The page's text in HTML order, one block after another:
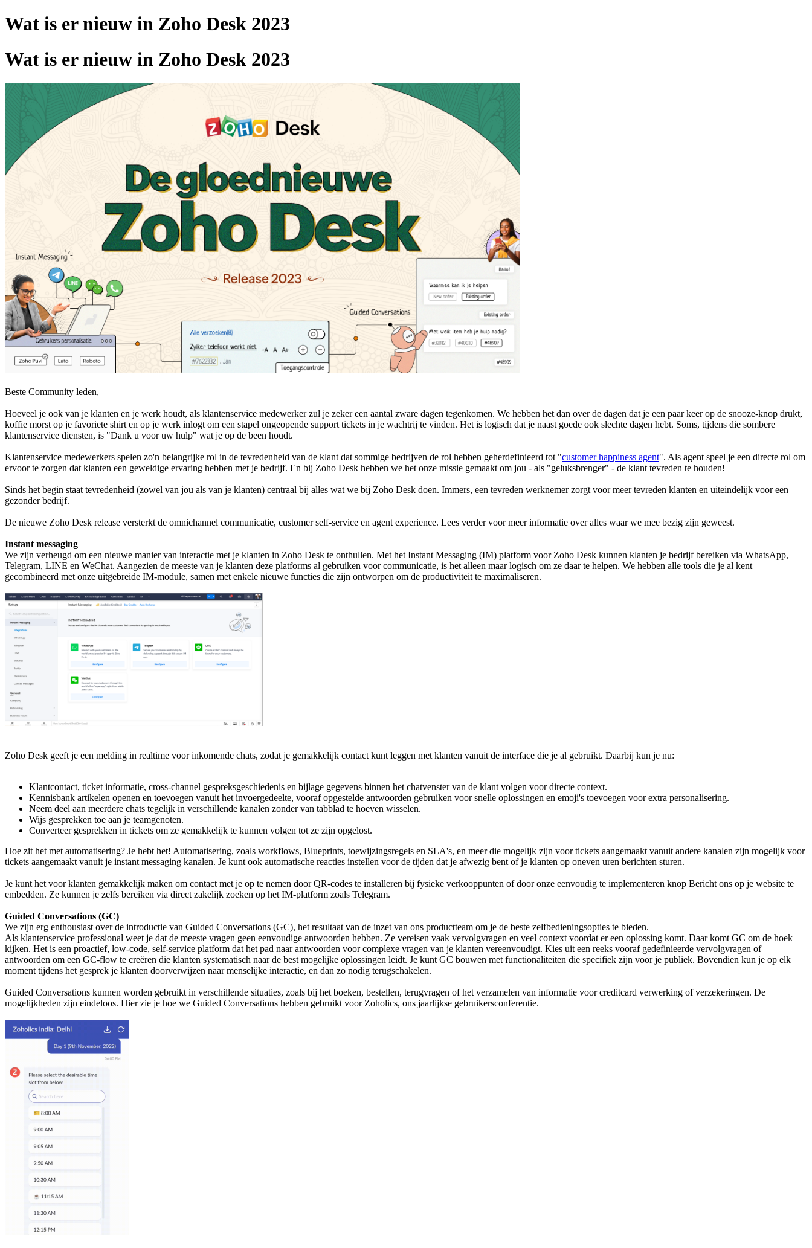
Wat is er nieuw in Zoho Desk 2023
Wat is er nieuw in Zoho Desk 2023
Beste Community leden,
Hoeveel je ook van je klanten en je werk houdt, als klantenservice medewerker zul je zeker een aantal zware dagen tegenkomen. We hebben het dan over de dagen dat je een paar keer op de snooze-knop drukt,
koffie morst op je favoriete shirt en op je werk inlogt om een stapel ongeopende support tickets in je wachtrij te vinden. Het is logisch dat je naast goede ook slechte dagen hebt. Soms, tijdens die sombere
klantenservice diensten, is "Dank u voor uw hulp" wat je op de been houdt.
Klantenservice medewerkers spelen zo'n belangrijke rol in de tevredenheid van de klant dat sommige bedrijven de rol hebben geherdefinieerd tot "customer happiness agent". Als agent speel je een directe rol om
ervoor te zorgen dat klanten een geweldige ervaring hebben met je bedrijf. En bij Zoho Desk hebben we het onze missie gemaakt om jou - als "geluksbrenger" - de klant tevreden te houden!
Sinds het begin staat tevredenheid (zowel van jou als van je klanten) centraal bij alles wat we bij Zoho Desk doen. Immers, een tevreden werknemer zorgt voor meer tevreden klanten en uiteindelijk voor een
gezonder bedrijf.
De nieuwe Zoho Desk release versterkt de omnichannel communicatie, customer self-service en agent experience. Lees verder voor meer informatie over alles waar we mee bezig zijn geweest.
Instant messaging
We zijn verheugd om een nieuwe manier van interactie met je klanten in Zoho Desk te onthullen. Met het Instant Messaging (IM) platform voor Zoho Desk kunnen klanten je bedrijf bereiken via WhatsApp,
Telegram, LINE en WeChat. Aangezien de meeste van je klanten deze platforms al gebruiken voor communicatie, is het alleen maar logisch om ze daar te helpen. We hebben alle tools die je al kent
gecombineerd met onze uitgebreide IM-module, samen met enkele nieuwe functies die zijn ontworpen om de productiviteit te maximaliseren.
Zoho Desk geeft je een melding in realtime voor inkomende chats, zodat je gemakkelijk contact kunt leggen met klanten vanuit de interface die je al gebruikt. Daarbij kun je nu:
Klantcontact, ticket informatie, cross-channel gespreksgeschiedenis en bijlage gegevens binnen het chatvenster van de klant volgen voor directe context.
Kennisbank artikelen openen en toevoegen vanuit het invoergedeelte, vooraf opgestelde antwoorden gebruiken voor snelle oplossingen en emoji's toevoegen voor extra personalisering.
Neem deel aan meerdere chats tegelijk in verschillende kanalen zonder van tabblad te hoeven wisselen.
Wijs gesprekken toe aan je teamgenoten.
Converteer gesprekken in tickets om ze gemakkelijk te kunnen volgen tot ze zijn opgelost.
Hoe zit het met automatisering? Je hebt het! Automatisering, zoals workflows, Blueprints, toewijzingsregels en SLA's, en meer die mogelijk zijn voor tickets aangemaakt vanuit andere kanalen zijn mogelijk voor
tickets aangemaakt vanuit je instant messaging kanalen. Je kunt ook automatische reacties instellen voor de tijden dat je afwezig bent of je klanten op oneven uren berichten sturen.
Je kunt het voor klanten gemakkelijk maken om contact met je op te nemen door QR-codes te installeren bij fysieke verkooppunten of door onze eenvoudig te implementeren knop Bericht ons op je website te
embedden. Ze kunnen je zelfs bereiken via direct zakelijk zoeken op het IM-platform zoals Telegram.
Guided Conversations (GC)
We zijn erg enthousiast over de introductie van Guided Conversations (GC), het resultaat van de inzet van ons productteam om je de beste zelfbedieningsopties te bieden.
Als klantenservice professional weet je dat de meeste vragen geen eenvoudige antwoorden hebben. Ze vereisen vaak vervolgvragen en veel context voordat er een oplossing komt. Daar komt GC om de hoek
kijken. Het is een proactief, low-code, self-service platform dat het pad naar antwoorden voor complexe vragen van je klanten vereenvoudigt. Kies uit een reeks vooraf gedefinieerde vervolgvragen of
antwoorden om een GC-flow te creëren die klanten systematisch naar de best mogelijke oplossingen leidt. Je kunt GC bouwen met functionaliteiten die specifiek zijn voor je publiek. Bovendien kun je op elk
moment tijdens het gesprek je klanten doorverwijzen naar menselijke interactie, en dan zo nodig terugschakelen.
Guided Conversations kunnen worden gebruikt in verschillende situaties, zoals bij het boeken, bestellen, terugvragen of het verzamelen van informatie voor creditcard verwerking of verzekeringen. De
mogelijkheden zijn eindeloos. Hier zie je hoe we Guided Conversations hebben gebruikt voor Zoholics, ons jaarlijkse gebruikersconferentie.